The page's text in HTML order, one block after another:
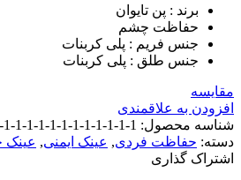
برند : پن تایوان
حفاظت چشم
جنس فریم : پلی کربنات
جنس طلق : پلی کربنات
مقایسه
افزودن به علاقمندی
شناسه محصول: 1-1-1-1-1-1-1-1-1-1-1
دسته: حفاظت فردی, عینک ایمنی, عینک
اشتراک گذاری